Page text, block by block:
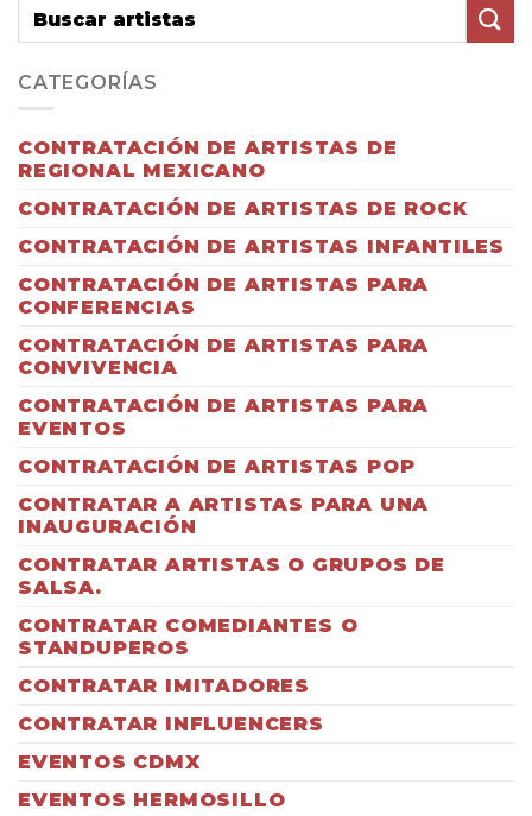
CATEGORÍAS
CONTRATACIÓN DE ARTISTAS DE
REGIONAL MEXICANO
CONTRATACIÓN DE ARTISTAS DE ROCK
CONTRATACIÓN DE ARTISTAS INFANTILES
CONTRATACIÓN DE ARTISTAS PARA
CONFERENCIAS
CONTRATACIÓN DE ARTISTAS PARA
CONVIVENCIA
CONTRATACIÓN DE ARTISTAS PARA
EVENTOS
CONTRATACIÓN DE ARTISTAS POP
CONTRATAR A ARTISTAS PARA UNA
INAUGURACIÓN
CONTRATAR ARTISTAS O GRUPOS DE
SALSA.
CONTRATAR COMEDIANTES O
STANDUPEROS
CONTRATAR IMITADORES
CONTRATAR INFLUENCERS
EVENTOS CDMX
EVENTOS HERMOSILLO